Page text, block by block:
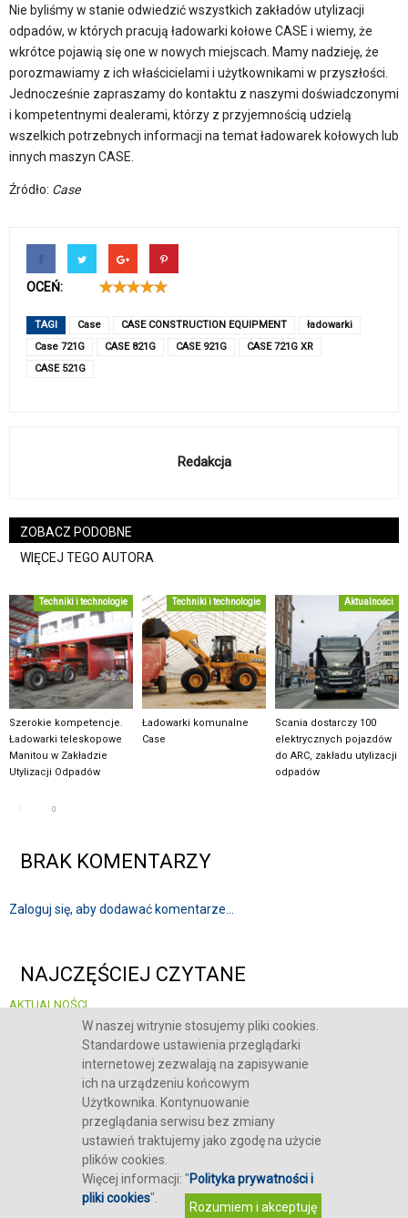
W naszej witrynie stosujemy pliki cookies.
Standardowe ustawienia przeglądarki
internetowej zezwalają na zapisywanie
ich na urządzeniu końcowym
Użytkownika. Kontynuowanie
przeglądania serwisu bez zmiany
ustawień traktujemy jako zgodę na użycie
plików cookies.
Więcej informacji: "Polityka prywatności i
pliki cookies".
Rozumiem i akceptuję
Nie byliśmy w stanie odwiedzić wszystkich zakładów utylizacji
odpadów, w których pracują ładowarki kołowe CASE i wiemy, że
wkrótce pojawią się one w nowych miejscach. Mamy nadzieję, że
porozmawiamy z ich właścicielami i użytkownikami w przyszłości.
Jednocześnie zapraszamy do kontaktu z naszymi doświadczonymi
i kompetentnymi dealerami, którzy z przyjemnością udzielą
wszelkich potrzebnych informacji na temat ładowarek kołowych lub
innych maszyn CASE.
Źródło: Case
OCEŃ:
TAGI Case CASE CONSTRUCTION EQUIPMENT
ładowarki
Case 721G
CASE 821G CASE 921G
CASE 721G XR
CASE 521G
Redakcja
ZOBACZ PODOBNE
WIĘCEJ TEGO AUTORA
Techniki i technologie
Szerokie kompetencje.
Ładowarki teleskopowe
Manitou w Zakładzie
Utylizacji Odpadów
Techniki i technologie
Ładowarki komunalne
Case
Aktualności
Scania dostarczy 100
elektrycznych pojazdów
do ARC, zakładu utylizacji
odpadów
BRAK KOMENTARZY
Zaloguj się, aby dodawać komentarze...
NAJCZĘŚCIEJ CZYTANE
AKTUALNOŚCI
System kaucyjny, recykling i bezpieczeństwo infrastruktury - POLECO 2026
skupia się na kluczowych wyzwaniach rynku
O NAS RODO POLITYKA COOKIES
COPYRIGHT POLSKIE CENTRUM BUDOWNICTWA DIFIN I MULLER SP. Z O.O.